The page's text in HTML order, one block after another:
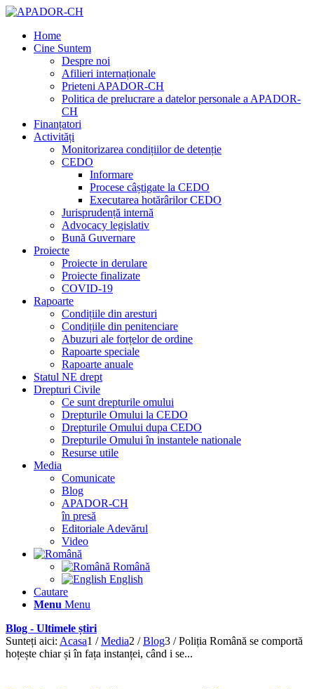
Home
Cine Suntem
Despre noi
Afilieri internaționale
Prieteni APADOR-CH
Politica de prelucrare a datelor personale a APADOR-
CH
Finanțatori
Activități
Monitorizarea condițiilor de detenție
CEDO
Informare
Procese câștigate la CEDO
Executarea hotărârilor CEDO
Jurisprudență internă
Advocacy legislativ
Bună Guvernare
Proiecte
Proiecte in derulare
Proiecte finalizate
COVID-19
Rapoarte
Condițiile din aresturi
Condițiile din penitenciare
Abuzuri ale forțelor de ordine
Rapoarte speciale
Rapoarte anuale
Statul NE drept
Drepturi Civile
Ce sunt drepturile omului
Drepturile Omului la CEDO
Drepturile Omului dupa CEDO
Drepturile Omului în instantele nationale
Resurse utile
Media
Comunicate
Blog
APADOR-CH
în presă
Editoriale Adevărul
Video
Română
English
Cautare
Menu Menu
Blog - Ultimele știri
Sunteți aici: Acasa1 / Media2 / Blog3 / Poliția Română se comportă
hoțește chiar și în fața instanței, când i se...